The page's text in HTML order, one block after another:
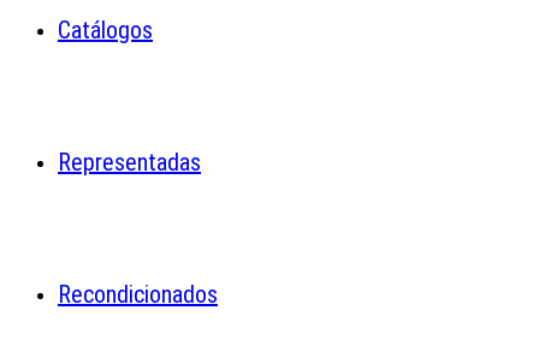
Catálogos
Representadas
Recondicionados